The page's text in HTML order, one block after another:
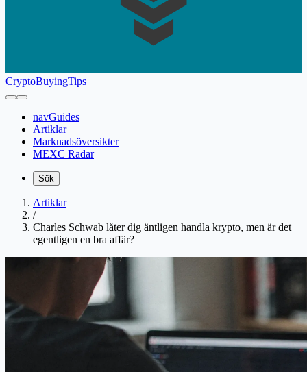
CryptoBuyingTips
navGuides
Artiklar
Marknadsöversikter
MEXC Radar
Sök
Artiklar
/
Charles Schwab låter dig äntligen handla krypto, men är det
egentligen en bra affär?